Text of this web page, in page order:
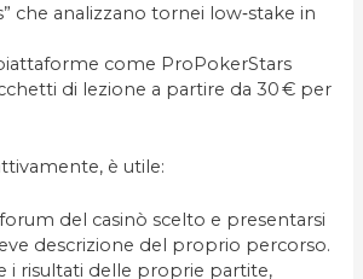
che analizzano tornei low‑stake in
come ProPokerStars
di lezione a partire da 30 € per
è utile:
forum del casinò scelto e presentarsi
descrizione del proprio percorso.
i risultati delle proprie partite,